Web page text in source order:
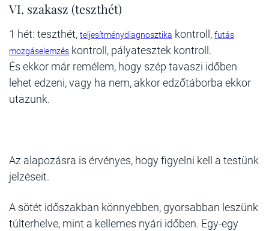
VI. szakasz (teszthét)
1 hét: teszthét, teljesítménydiagnosztika kontroll, futás
mozgáselemzés kontroll, pályatesztek kontroll.
És ekkor már remélem, hogy szép tavaszi időben
lehet edzeni, vagy ha nem, akkor edzőtáborba ekkor
utazunk.
Az alapozásra is érvényes, hogy figyelni kell a testünk
jelzéseit.
A sötét időszakban könnyebben, gyorsabban leszünk
túlterhelve, mint a kellemes nyári időben. Egy-egy